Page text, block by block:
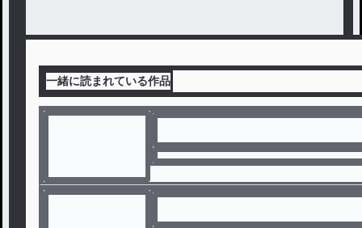
一緒に読まれている作品